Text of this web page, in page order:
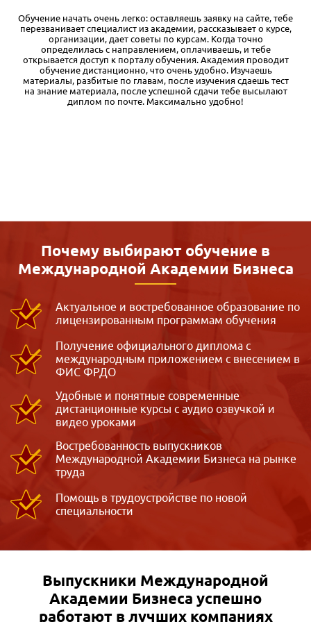
У нас на работе оплачивают курсы повышения квалификации,
вот я и решил получить дополнительную корочку. Выбрал
программу «Тендеры и госзакупки» в Международной
академии бизнеса IAB. Обучение проходит очень удобно: весь
материал структурирован в учебном кабинете, можно учить в
свободное время и даже в дороге. Если уже знаешь какую-то
часть материала — можно пропускать, что весьма убыстряет
процесс обучения. Диплом высылают по указанному адресу:
заказное письмо пришло без задержек. Проблем с оплатой от
Почему выбирают обучение в
Международной Академии Бизнеса
Актуальное и востребованное образование по
лицензированным программам обучения
Получение официального диплома с
международным приложением с внесением в
ФИС ФРДО
Удобные и понятные современные
дистанционные курсы с аудио озвучкой и
видео уроками
Востребованность выпускников
Международной Академии Бизнеса на рынке
труда
Помощь в трудоустройстве по новой
специальности
Выпускники Международной
Академии Бизнеса успешно
работают в лучших компаниях